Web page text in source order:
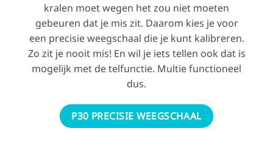
kralen moet wegen het zou niet moeten
gebeuren dat je mis zit. Daarom kies je voor
een precisie weegschaal die je kunt kalibreren.
Zo zit je nooit mis! En wil je iets tellen ook dat is
mogelijk met de telfunctie. Multie functioneel
dus.
P30 PRECISIE WEEGSCHAAL